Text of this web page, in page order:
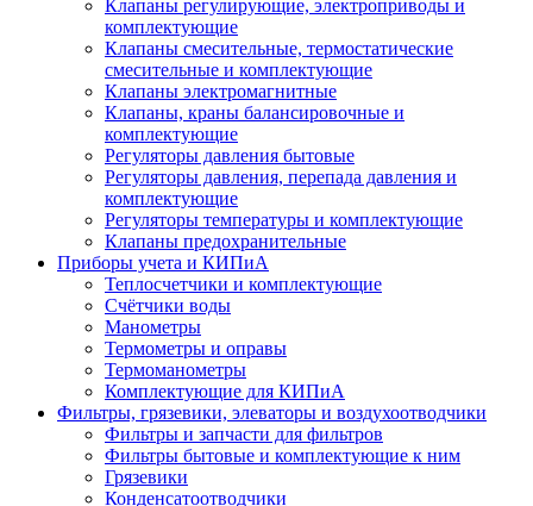
Клапаны регулирующие, электроприводы и
комплектующие
Клапаны смесительные, термостатические
смесительные и комплектующие
Клапаны электромагнитные
Клапаны, краны балансировочные и
комплектующие
Регуляторы давления бытовые
Регуляторы давления, перепада давления и
комплектующие
Регуляторы температуры и комплектующие
Клапаны предохранительные
Приборы учета и КИПиА
Теплосчетчики и комплектующие
Счётчики воды
Манометры
Термометры и оправы
Термоманометры
Комплектующие для КИПиА
Фильтры, грязевики, элеваторы и воздухоотводчики
Фильтры и запчасти для фильтров
Фильтры бытовые и комплектующие к ним
Грязевики
Конденсатоотводчики